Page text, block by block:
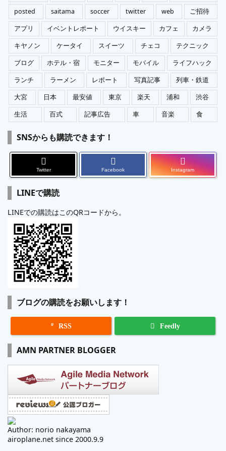
posted
saitama soccer twitter web
ご招待
アプリ
イベントレポート ウイスキー カフェ
カメラ
キヤノン
ケータイ スイーツ チェコ
テクニック
ブログ
ホテル・宿 モニター モバイル
ライフハック
ランチ
ラーメン レポート 写真記事
列車・鉄道
大宮
日本 最安値 東京 楽天 浦和
渋谷
生活
百式 記事広告 車 音楽 食
SNSからも購読できます！
Twitter Facebook Instagram
LINEで購読
LINEでの購読はこのQRコードから。
ブログの購読をお願いします！
 RSS Feedly
AMN PARTNER BLOGGER
Author: norio nakayama
airoplane.net since 2000.9.9